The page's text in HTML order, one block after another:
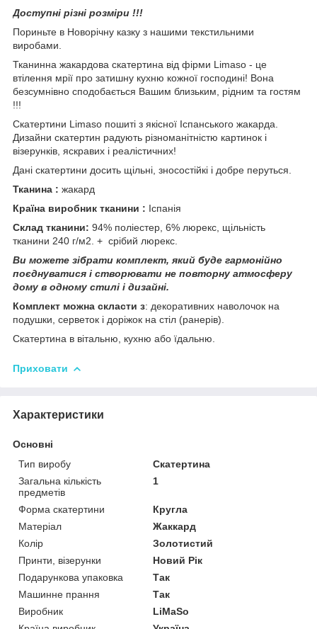
Доступні різні розміри !!!
Пориньте в Новорічну казку з нашими текстильними
виробами.
Тканинна жакардова скатертина від фірми Limaso - це
втілення мрії про затишну кухню кожної господині! Вона
безсумнівно сподобається Вашим близьким, рідним та гостям
!!!
Скатертини Limaso пошиті з якісної Іспанського жакарда.
Дизайни скатертин радують різноманітністю картинок і
візерунків, яскравих і реалістичних!
Дані скатертини досить щільні, зносостійкі і добре перуться.
Тканина : жакард
Країна виробник тканини : Іспанія
Склад тканини: 94% поліестер, 6% люрекс, щільність
тканини 240 г/м2. + срібий люрекс.
Ви можете зібрати комплект, який буде гармонійно
поєднуватися і створювати не повторну атмосферу
дому в одному стилі і дизайні.
Комплект можна скласти з: декоративних наволочок на
подушки, серветок і доріжок на стіл (ранерів).
Скатертина в вітальню, кухню або їдальню.
Приховати
Характеристики
Основні
Тип виробу
Скатертина
Загальна кількість
предметів
1
Форма скатертини
Кругла
Матеріал
Жаккард
Колір
Золотистий
Принти, візерунки
Новий Рік
Подарункова упаковка
Так
Машинне прання
Так
Виробник
LiMaSo